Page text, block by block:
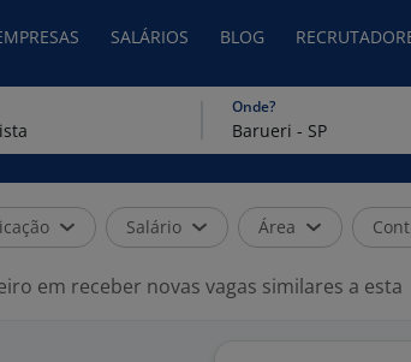
SALÁRIOS BLOG
Onde?
Salário Área
em receber novas vagas similares a esta